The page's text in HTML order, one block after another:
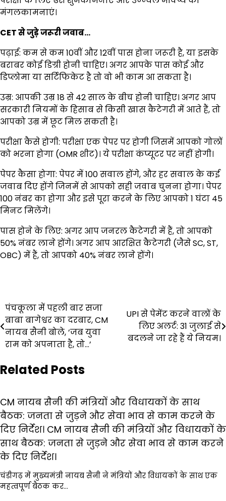
मंगलकामनाएं।
CET से जुड़े जरूरी जवाब…
पढ़ाई: कम से कम 10वीं और 12वीं पास होना जरूरी है, या इसके
बराबर कोई डिग्री होनी चाहिए। अगर आपके पास कोई और
डिप्लोमा या सर्टिफिकेट है तो वो भी काम आ सकता है।
उम्र: आपकी उम्र 18 से 42 साल के बीच होनी चाहिए। अगर आप
सरकारी नियमों के हिसाब से किसी खास कैटेगरी में आते हैं, तो
आपको उम्र में छूट मिल सकती है।
परीक्षा कैसे होगी: परीक्षा एक पेपर पर होगी जिसमें आपको गोलों
को भरना होगा (OMR शीट)। ये परीक्षा कंप्यूटर पर नहीं होगी।
पेपर कैसा होगा: पेपर में 100 सवाल होंगे, और हर सवाल के कई
जवाब दिए होंगे जिनमें से आपको सही जवाब चुनना होगा। पेपर
100 नंबर का होगा और इसे पूरा करने के लिए आपको 1 घंटा 45
मिनट मिलेंगे।
पास होने के लिए: अगर आप जनरल कैटेगरी में हैं, तो आपको
50% नंबर लाने होंगे। अगर आप आरक्षित कैटेगरी (जैसे SC, ST,
OBC) में हैं, तो आपको 40% नंबर लाने होंगे।
Post
navigation
पंचकूला में पहली बार सजा
बाबा बागेश्वर का दरबार, CM
नायब सैनी बोले, ‘जब युवा
राम को अपनाता है, तो…’
UPI से पेमेंट करने वालों के
लिए अलर्ट: 31 जुलाई से
बदलने जा रहे हैं ये नियम।
Related Posts
CM नायब सैनी की मंत्रियों और विधायकों के साथ
बैठक: जनता से जुड़ने और सेवा भाव से काम करने के
दिए निर्देश। CM नायब सैनी की मंत्रियों और विधायकों के
साथ बैठक: जनता से जुड़ने और सेवा भाव से काम करने
के दिए निर्देश।
चंडीगढ़ में मुख्यमंत्री नायब सैनी ने मंत्रियों और विधायकों के साथ एक
महत्वपूर्ण बैठक कर…